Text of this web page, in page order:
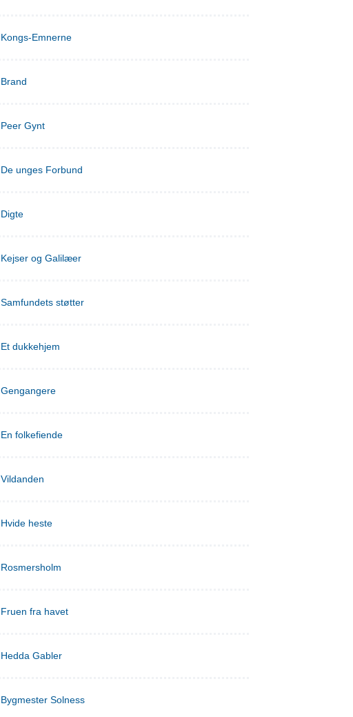
Kongs-Emnerne
Brand
Peer Gynt
De unges Forbund
Digte
Kejser og Galilæer
Samfundets støtter
Et dukkehjem
Gengangere
En folkefiende
Vildanden
Hvide heste
Rosmersholm
Fruen fra havet
Hedda Gabler
Bygmester Solness